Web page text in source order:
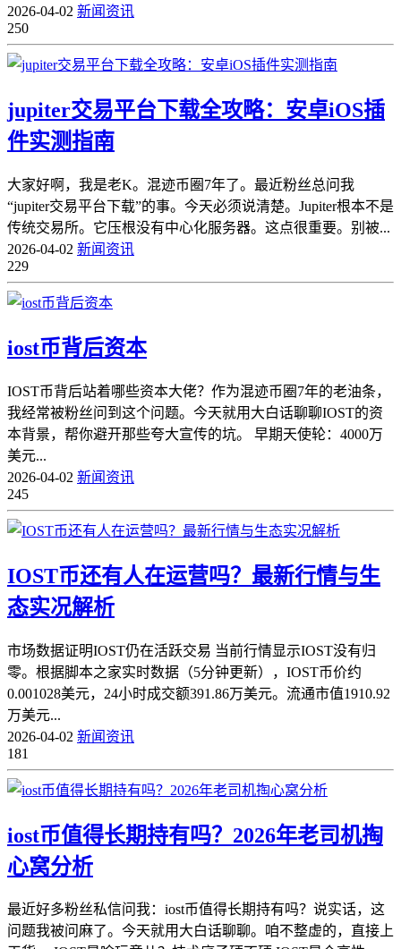
2026-04-02 新闻资讯
250
jupiter交易平台下载全攻略：安卓iOS插
件实测指南
大家好啊，我是老K。混迹币圈7年了。最近粉丝总问我
“jupiter交易平台下载”的事。今天必须说清楚。Jupiter根本不是
传统交易所。它压根没有中心化服务器。这点很重要。别被...
2026-04-02 新闻资讯
229
iost币背后资本
IOST币背后站着哪些资本大佬？作为混迹币圈7年的老油条，
我经常被粉丝问到这个问题。今天就用大白话聊聊IOST的资
本背景，帮你避开那些夸大宣传的坑。 早期天使轮：4000万
美元...
2026-04-02 新闻资讯
245
IOST币还有人在运营吗？最新行情与生
态实况解析
市场数据证明IOST仍在活跃交易 当前行情显示IOST没有归
零。根据脚本之家实时数据（5分钟更新），IOST币价约
0.001028美元，24小时成交额391.86万美元。流通市值1910.92
万美元...
2026-04-02 新闻资讯
181
iost币值得长期持有吗？2026年老司机掏
心窝分析
最近好多粉丝私信问我：iost币值得长期持有吗？说实话，这
问题我被问麻了。今天就用大白话聊聊。咱不整虚的，直接上